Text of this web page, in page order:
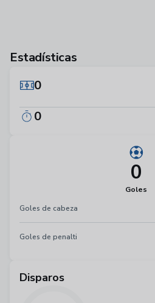
Estadísticas
0
0
0
Goles
Goles de cabeza
Goles de penalti
Disparos